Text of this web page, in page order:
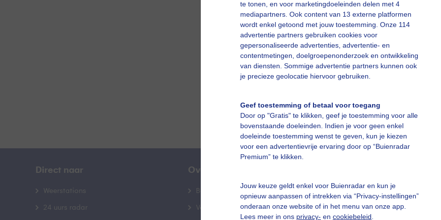
te tonen, en voor marketingdoeleinden delen met 4
mediapartners. Ook content van 13 externe platformen
wordt enkel getoond met jouw toestemming. Onze 114
advertentie partners gebruiken cookies voor
gepersonaliseerde advertenties, advertentie- en
contentmetingen, doelgroepenonderzoek en ontwikkeling
van diensten. Sommige advertentie partners kunnen ook
je precieze geolocatie hiervoor gebruiken.
Geef toestemming of betaal voor toegang
Door op "Gratis" te klikken, geef je toestemming voor alle
bovenstaande doeleinden. Indien je voor geen enkel
doeleinde toestemming wenst te geven, kun je kiezen
voor een advertentievrije ervaring door op “Buienradar
Premium” te klikken.
Jouw keuze geldt enkel voor Buienradar en kun je
opnieuw aanpassen of intrekken via “Privacy-instellingen”
onderaan onze website of in het menu van onze app.
Lees meer in ons privacy- en cookiebeleid
Zon
Bekijk slideshow
Een moment
Direct naar
Weerstations
24 uurs radar
Over Buienradar
Bedrijfsgegevens
Veelgestelde vragen